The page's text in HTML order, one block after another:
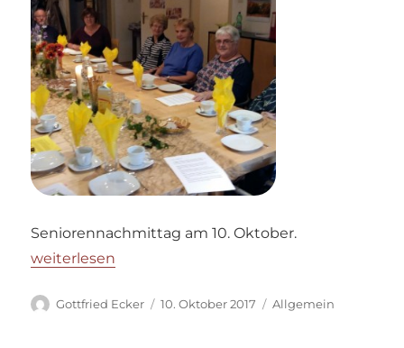
Seniorennachmittag am 10. Oktober.
„Seniorennachmittag“
weiterlesen
Autor
Gottfried Ecker
Veröffentlicht
10. Oktober 2017 Kategorien
Allgemein